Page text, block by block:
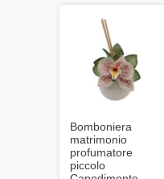
Bomboniera
matrimonio
profumatore
piccolo